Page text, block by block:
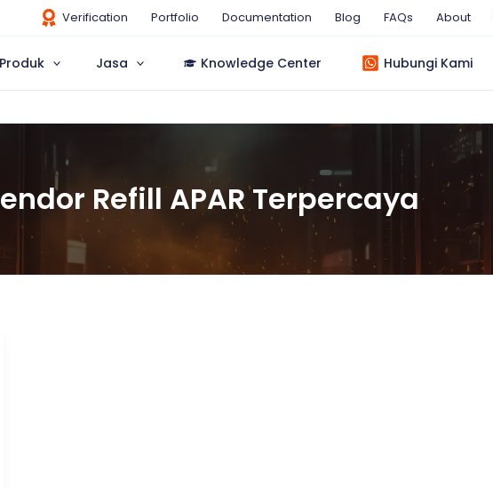
Verification Portfolio Documentation Blog FAQs About
Produk Jasa Knowledge Center Hubungi Kami
Refill APAR Terpercaya